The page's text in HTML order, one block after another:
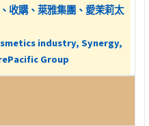
收購、萊雅集團、愛茉莉太
industry, Synergy,
Group